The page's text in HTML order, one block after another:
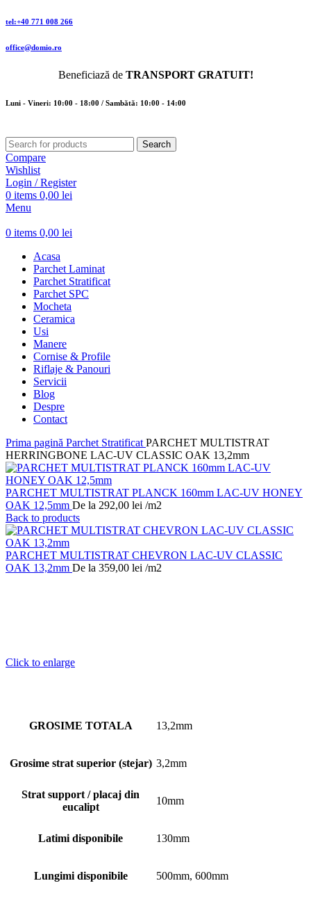
tel:+40 771 008 266
office@domio.ro
Beneficiază de TRANSPORT GRATUIT!
Luni - Vineri: 10:00 - 18:00 / Sambătă: 10:00 - 14:00
Search
Compare
Wishlist
Login / Register
0 items 0,00 lei
Menu
0 items 0,00 lei
Acasa
Parchet Laminat
Parchet Stratificat
Parchet SPC
Mocheta
Ceramica
Usi
Manere
Cornise & Profile
Riflaje & Panouri
Servicii
Blog
Despre
Contact
Prima pagină Parchet Stratificat PARCHET MULTISTRAT
HERRINGBONE LAC-UV CLASSIC OAK 13,2mm
PARCHET MULTISTRAT PLANCK 160mm LAC-UV HONEY
OAK 12,5mm De la 292,00 lei /m2
Back to products
PARCHET MULTISTRAT CHEVRON LAC-UV CLASSIC
OAK 13,2mm De la 359,00 lei /m2
Click to enlarge
GROSIME TOTALA 13,2mm
Grosime strat superior (stejar) 3,2mm
Strat support / placaj din
eucalipt
10mm
Latimi disponibile 130mm
Lungimi disponibile 500mm, 600mm